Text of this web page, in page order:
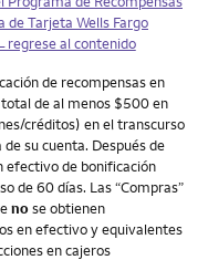
de Tarjeta Wells Fargo
al contenido
de recompensas en
de al menos $500 en
créditos) en el transcurso
su cuenta. Después de
efectivo de bonificación
de 60 días. Las “Compras”
nose obtienen
en efectivo y equivalentes
en cajeros